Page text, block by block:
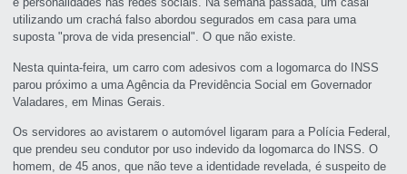
utilizando um crachá falso abordou segurados em casa para uma
suposta "prova de vida presencial". O que não existe.
Nesta quinta-feira, um carro com adesivos com a logomarca do INSS
parou próximo a uma Agência da Previdência Social em Governador
Valadares, em Minas Gerais.
Os servidores ao avistarem o automóvel ligaram para a Polícia Federal,
que prendeu seu condutor por uso indevido da logomarca do INSS. O
homem, de 45 anos, que não teve a identidade revelada, é suspeito de